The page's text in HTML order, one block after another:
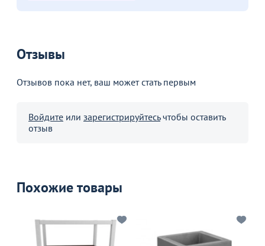
Отзывы
Отзывов пока нет, ваш может стать первым
Войдите или зарегистрируйтесьчтобы оставить
отзыв
Похожие товары